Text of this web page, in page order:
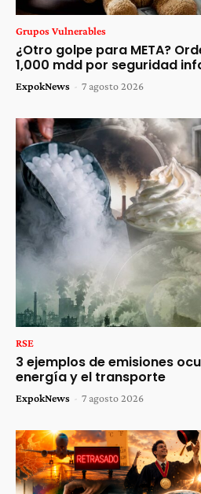
Grupos Vulnerables
¿Otro golpe para META?
1,000 mdd por seguridad
ExpokNews - 7 agosto 2026
RSE
3 ejemplos de emisiones
energía y el transporte
ExpokNews - 7 agosto 2026